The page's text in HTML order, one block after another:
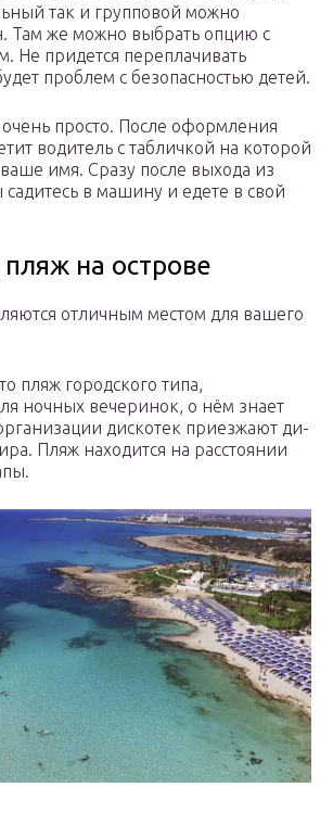
так и групповой можно
Там же можно выбрать опцию с
Не придется переплачивать
проблем с безопасностью детей.
просто. После оформления
водитель с табличкой на которой
имя. Сразу после выхода из
садитесь в машину и едете в свой
на острове
отличным местом для вашего
пляж городского типа,
ночных вечеринок, о нём знает
дискотек приезжают ди-
Пляж находится на расстоянии